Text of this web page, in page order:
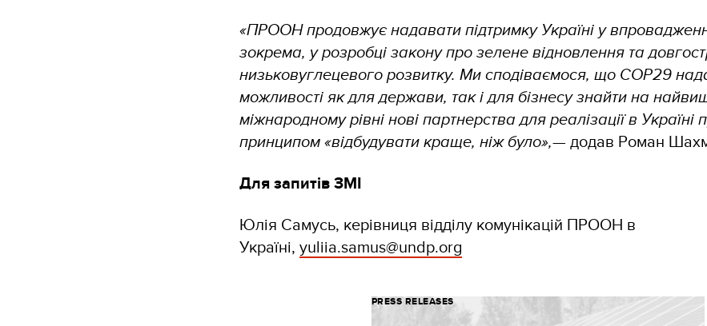
«ПРООН продовжує надавати підтримку Україні у
зокрема, у розробці закону про зелене відновлення та
низьковуглецевого розвитку. Ми сподіваємося, що СОР29
можливості як для держави, так і для бізнесу знайти на
міжнародному рівні нові партнерства для реалізації в Україні
принципом «відбудувати краще, ніж було»,— додав Роман
Для запитів ЗМІ
Юлія Самусь, керівниця відділу комунікацій ПРООН в
Україні, yuliia.samus@undp.org
PRESS RELEASES